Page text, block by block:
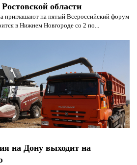
области
приглашают на пятый Всероссийский форум
в Нижнем Новгороде со 2 по...
на Дону выходит на